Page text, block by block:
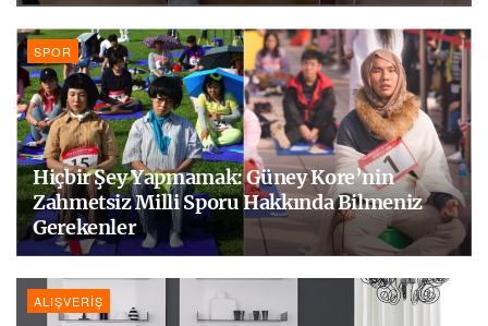
SPOR
Hiçbir Şey Yapmamak: Güney Kore’nin
Zahmetsiz Milli Sporu Hakkında Bilmeniz
Gerekenler
ALIŞVERIŞ